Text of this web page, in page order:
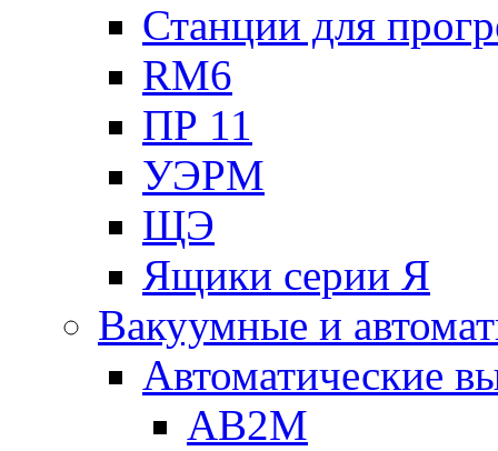
Станции для
RM6
ПР 11
УЭРМ
ЩЭ
Ящики серии Я
Вакуумные и
Автоматические
AB2M